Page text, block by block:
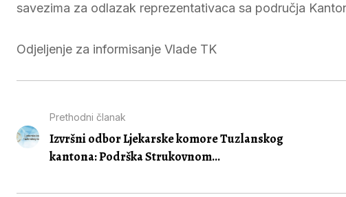
savezima za odlazak reprezentativaca sa područja
Odjeljenje za informisanje Vlade TK
Prethodni članak
Izvršni odbor Ljekarske komore Tuzlanskog
kantona: Podrška Strukovnom...